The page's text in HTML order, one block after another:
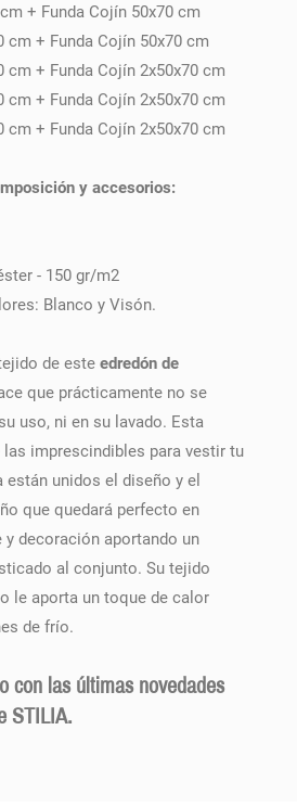
+ Funda Cojín 50x70 cm
cm + Funda Cojín 50x70 cm
cm + Funda Cojín 2x50x70 cm
cm + Funda Cojín 2x50x70 cm
cm + Funda Cojín 2x50x70 cm
y accesorios:
- 150 gr/m2
Blanco y Visón.
de este edredón de
que prácticamente no se
uso, ni en su lavado. Esta
las imprescindibles para vestir tu
están unidos el diseño y el
que quedará perfecto en
decoración aportando un
al conjunto. Su tejido
le aporta un toque de calor
de frío.
con las últimas novedades
STILIA.